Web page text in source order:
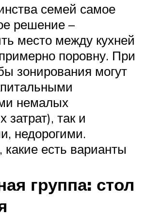
семей самое
решение –
место между кухней
поровну. При
зонирования могут
немалых
так и
недорогими.
есть варианты
группа: стол